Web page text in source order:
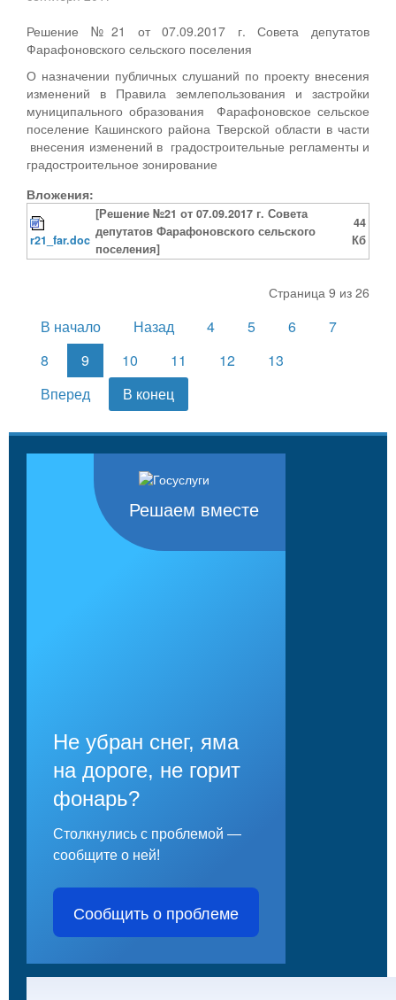
Решение №21 от 07.09.2017 г. Совета депутатов
Фарафоновского сельского поселения
О назначении публичных слушаний по проекту внесения
изменений в Правила землепользования и застройки
муниципального образования Фарафоновское сельское
поселение Кашинского района Тверской области в части
внесения изменений в градостроительные регламенты и
градостроительное зонирование
Вложения:
r21_far.doc
[Решение №21 от 07.09.2017 г. Совета
депутатов Фарафоновского сельского
поселения]
44
Кб
Страница 9 из 26
В начало Назад 4 5 6
7
8
9 10 11 12
13
Вперед
В конец
Решаем вместе
Не убран снег, яма
на дороге, не горит
фонарь?
Столкнулись с проблемой —
сообщите о ней!
Сообщить о проблеме